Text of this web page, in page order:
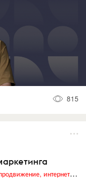
815
Digital (web-дизайн, интернет-реклама и продвижение, интернет-сообщества и блоги, интернет-коммуникации, мобильный маркетинг, реклама на цифровых экранах)